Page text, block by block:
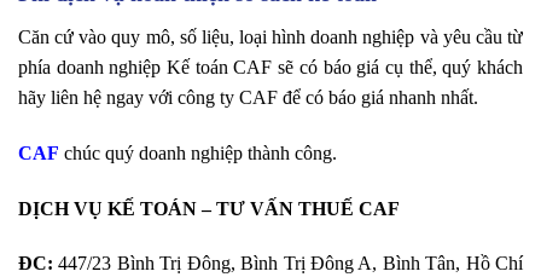
Căn cứ vào quy mô, số liệu, loại hình doanh nghiệp và yêu cầu từ
phía doanh nghiệp Kế toán CAF sẽ có báo giá cụ thể, quý khách
hãy liên hệ ngay với công ty CAF để có báo giá nhanh nhất.
CAF chúc quý doanh nghiệp thành công.
DỊCH VỤ KẾ TOÁN – TƯ VẤN THUẾ CAF
ĐC: 447/23 Bình Trị Đông, Bình Trị Đông A, Bình Tân, Hồ Chí